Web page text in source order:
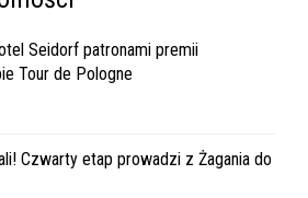
Seidorf patronami premii
Tour de Pologne
Czwarty etap prowadzi z Żagania do